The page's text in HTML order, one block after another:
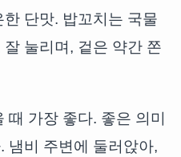
단맛. 밥꼬치는 국물
눌리며, 겉은 약간 쫀
가장 좋다. 좋은 의미
냄비 주변에 둘러앉아,